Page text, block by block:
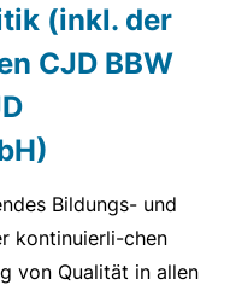
(inkl. der
CJD BBW
Bildungs- und
kontinuierli-chen
von Qualität in allen